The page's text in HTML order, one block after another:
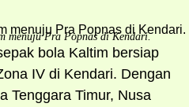
menuju Pra Popnas di Kendari.
bola Kaltim bersiap
IV di Kendari. Dengan
Tenggara Timur, Nusa